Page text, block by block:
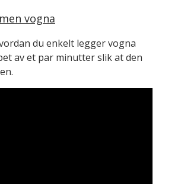
vogna
du enkelt legger vogna
av et par minutter slik at den